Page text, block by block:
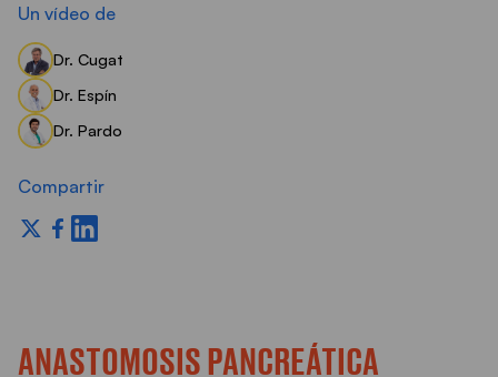
Un vídeo de
Dr. Cugat
Dr. Espín
Dr. Pardo
Compartir
ANASTOMOSIS PANCREÁTICA